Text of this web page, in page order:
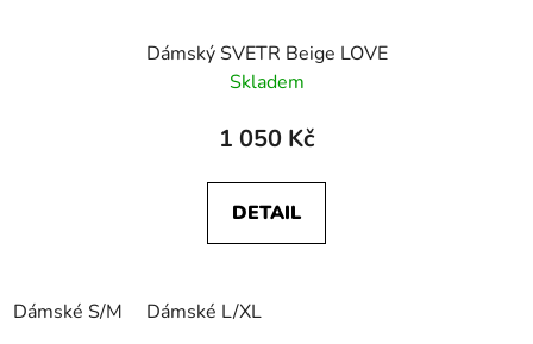
Dámský SVETR Beige LOVE
Skladem
1 050 Kč
DETAIL
Dámské S/M Dámské L/XL